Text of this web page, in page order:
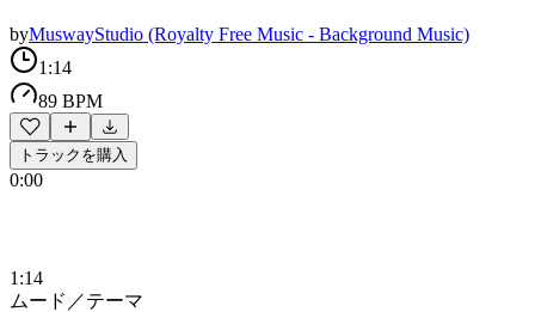
byMuswayStudio (Royalty Free Music - Background Music)
1:14
89 BPM
トラックを購入
0:00
1:14
ムード／テーマ